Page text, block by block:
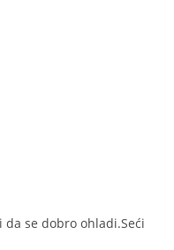
se dobro ohladi.Seći